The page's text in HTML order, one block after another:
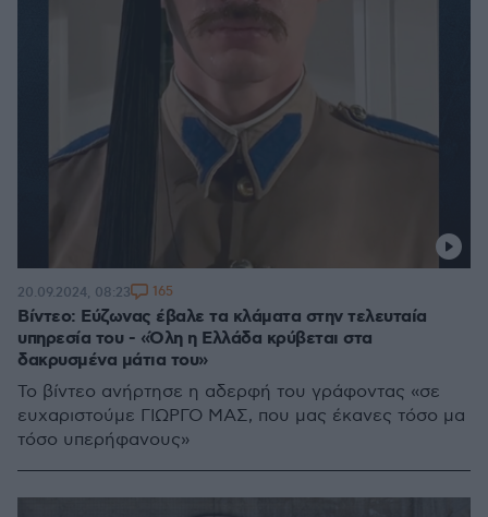
Βίντεο: Εύζωνας έβαλε τα κλάματα στην τελευταία
υπηρεσία του - «Όλη η Ελλάδα κρύβεται στα
δακρυσμένα μάτια του»
Το βίντεο ανήρτησε η αδερφή του γράφοντας «σε
ευχαριστούμε ΓΙΩΡΓΟ ΜΑΣ, που μας έκανες τόσο μα
τόσο υπερήφανους»
20.09.2024, 08:23 165